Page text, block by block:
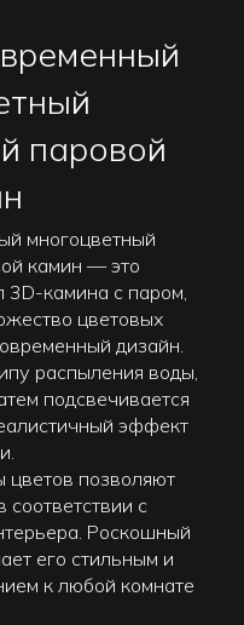
паровой
многоцветный
камин — это
камина с паром,
цветовых
дизайн.
распыления воды,
подсвечивается
эффект
цветов позволяют
соответствии с
Роскошный
его стильным и
к любой комнате